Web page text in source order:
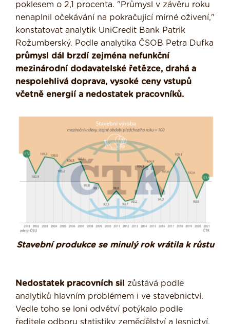
poklesem o 2,1 procenta. "Průmysl v závěru roku
nenaplnil očekávání na pokračující mírné oživení,"
konstatovat analytik UniCredit Bank Patrik
Rožumberský. Podle analytika ČSOB Petra Dufka
průmysl dál brzdí zejména nefunkční
mezinárodní dodavatelské řetězce, drahá a
nespolehlivá doprava, vysoké ceny vstupů
včetně energií a nedostatek pracovníků.
Stavební produkce se minulý rok vrátila k růstu
Nedostatek pracovních sil zůstává podle
analytiků hlavním problémem i ve stavebnictví.
Vedle toho se loni odvětví potýkalo podle
ředitele odboru statistiky zemědělství a lesnictví,